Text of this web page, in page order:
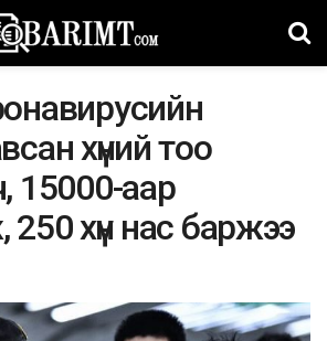
xүний тoo
15000-aaр
xүн нac бaржээ